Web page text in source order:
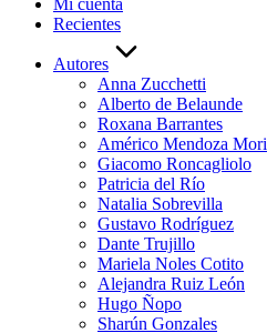
Mi cuenta
Recientes
Autores
Anna Zucchetti
Alberto de Belaunde
Roxana Barrantes
Américo Mendoza Mori
Giacomo Roncagliolo
Patricia del Río
Natalia Sobrevilla
Gustavo Rodríguez
Dante Trujillo
Mariela Noles Cotito
Alejandra Ruiz León
Hugo Ñopo
Sharún Gonzales